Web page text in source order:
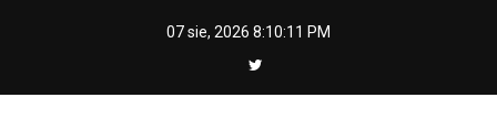
07 sie, 2026 8:10:12 PM